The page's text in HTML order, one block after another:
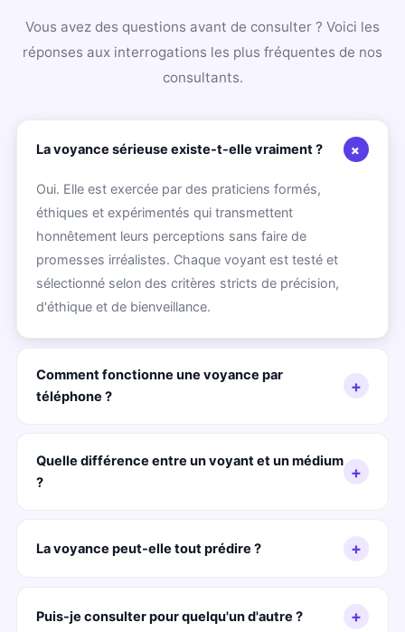
Vous avez des questions avant de consulter ? Voici les
réponses aux interrogations les plus fréquentes de nos
consultants.
La voyance sérieuse existe-t-elle vraiment ? +
Oui. Elle est exercée par des praticiens formés,
éthiques et expérimentés qui transmettent
honnêtement leurs perceptions sans faire de
promesses irréalistes. Chaque voyant est testé et
sélectionné selon des critères stricts de précision,
d'éthique et de bienveillance.
Comment fonctionne une voyance par
téléphone ?
+
voix et vos vibrations. Ce canal favorise une connexion
intuitive précise et immédiate. Aussi efficace qu'une
Quelle différence entre un voyant et un médium
?
+
vivante — présent, passé, tendances de l'avenir. Un
dons.
La voyance peut-elle tout prédire ? +
tendances du moment présent. Vos choix font évoluer
Puis-je consulter pour quelqu'un d'autre ? +